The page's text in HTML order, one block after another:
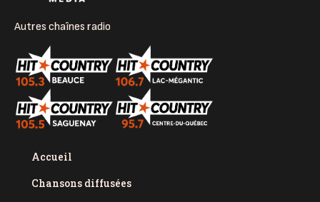
Autres chaînes radio
Accueil
Chansons diffusées